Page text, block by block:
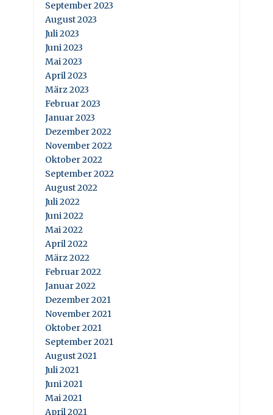
September 2023
August 2023
Juli 2023
Juni 2023
Mai 2023
April 2023
März 2023
Februar 2023
Januar 2023
Dezember 2022
November 2022
Oktober 2022
September 2022
August 2022
Juli 2022
Juni 2022
Mai 2022
April 2022
März 2022
Februar 2022
Januar 2022
Dezember 2021
November 2021
Oktober 2021
September 2021
August 2021
Juli 2021
Juni 2021
Mai 2021
April 2021